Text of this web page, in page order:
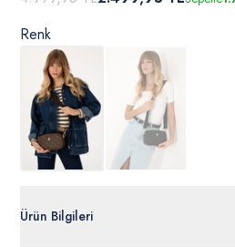
Renk
Ürün Bilgileri